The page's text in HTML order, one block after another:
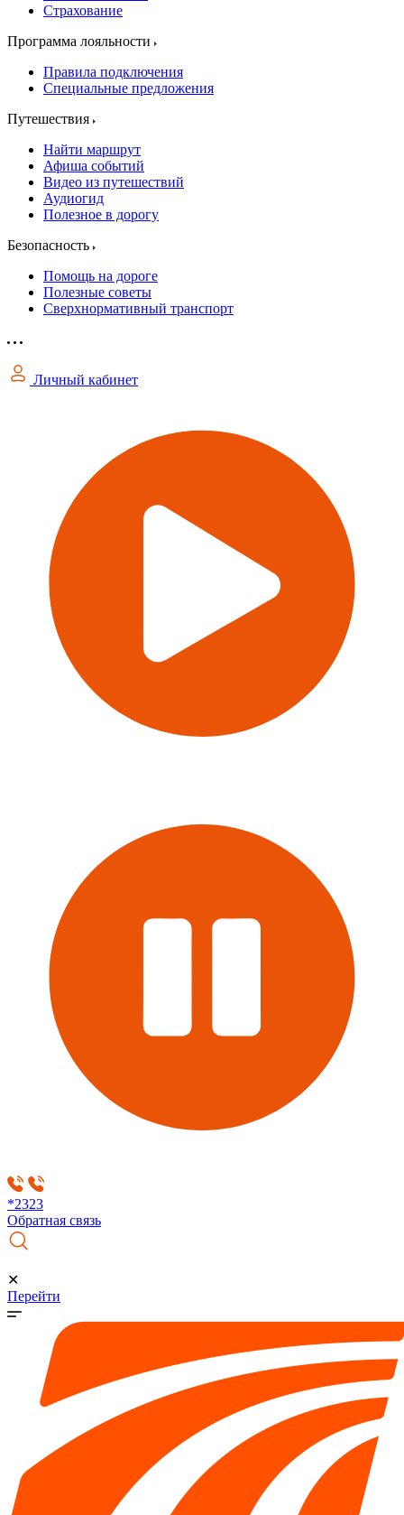
Страхование
Программа лояльности
Правила подключения
Специальные предложения
Путешествия
Найти маршрут
Афиша событий
Видео из путешествий
Аудиогид
Полезное в дорогу
Безопасность
Помощь на дороге
Полезные советы
Сверхнормативный транспорт
Личный кабинет
*2323
Обратная связь
✕
Перейти